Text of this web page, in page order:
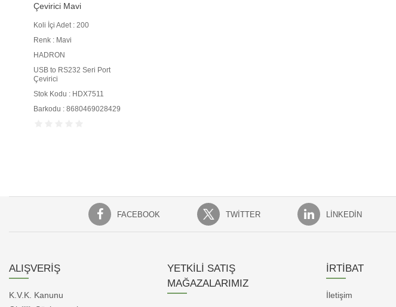
Çevirici Mavi
Koli İçi Adet : 200
Renk : Mavi
HADRON
USB to RS232 Seri Port
Çevirici
Stok Kodu : HDX7511
Barkodu : 8680469028429
FACEBOOK TWITTER LINKEDIN
ALIŞVERİŞ
K.V.K. Kanunu
YETKİLİ SATIŞ
MAĞAZALARIMIZ
İRTİBAT
İletişim